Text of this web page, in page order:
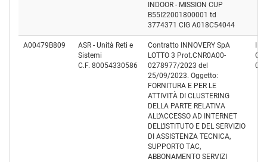
INDOOR - MISSION CUP
B55I22001800001 td
3774371 CIG A018C54044
A00479B809
ASR - Unità Reti e
Sistemi
C.F. 80054330586
Contratto INNOVERY SpA
LOTTO 3 Prot.CNR0A00-
0278977/2023 del
25/09/2023. Oggetto:
FORNITURA E PER LE
ATTIVITÀ DI CLUSTERING
DELLA PARTE RELATIVA
ALL’ACCESSO AD INTERNET
DELL’ISTITUTO E DEL SERVIZIO
DI ASSISTENZA TECNICA,
SUPPORTO TAC,
ABBONAMENTO SERVIZI